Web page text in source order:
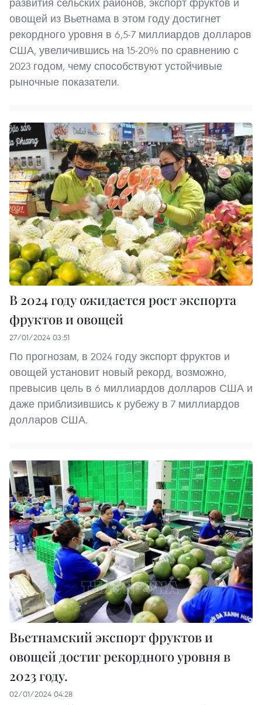
развития сельских районов, экспорт фруктов и
овощей из Вьетнама в этом году достигнет
рекордного уровня в 6,5-7 миллиардов долларов
США, увеличившись на 15-20% по сравнению с
2023 годом, чему способствуют устойчивые
рыночные показатели.
В 2024 году ожидается рост экспорта
фруктов и овощей
27/01/2024 03:51
По прогнозам, в 2024 году экспорт фруктов и
овощей установит новый рекорд, возможно,
превысив цель в 6 миллиардов долларов США и
даже приблизившись к рубежу в 7 миллиардов
долларов США.
Вьетнамский экспорт фруктов и
овощей достиг рекордного уровня в
2023 году.
02/01/2024 04:28